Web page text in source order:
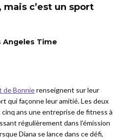
c’est un sport
Angeles Time
de Bonnierenseignent sur leur
qui façonne leur amitié. Les deux
ans une entreprise de fitness à
régulièrement dans l’émission
Diana se lance dans ce défi,